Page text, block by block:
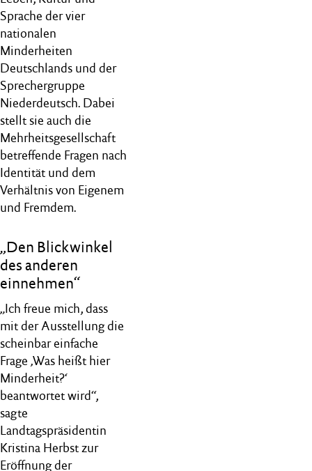
Sprache der vier
nationalen
Minderheiten
Deutschlands und der
Sprechergruppe
Niederdeutsch. Dabei
stellt sie auch die
Mehrheitsgesellschaft
betreffende Fragen nach
Identität und dem
Verhältnis von Eigenem
und Fremdem.
„Den Blickwinkel
des anderen
einnehmen“
„Ich freue mich, dass
mit der Ausstellung die
scheinbar einfache
Frage ‚Was heißt hier
Minderheit?‘
beantwortet wird“,
sagte
Landtagspräsidentin
Kristina Herbst zur
Eröffnung der